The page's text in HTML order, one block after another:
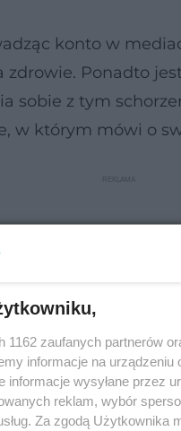
konto w
zdrowie. Ponadto
sobie z tym
w którym mówi o
1162 zaufanych partnerów
informacje na
informacje wysyłane przez
reklam, wybór
Za zgodą Użytkownika